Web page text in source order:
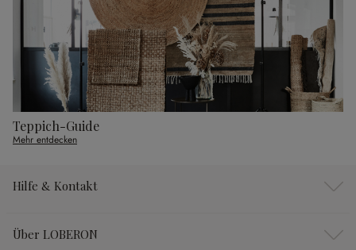
Teppich-Guide
Mehr entdecken
Hilfe & Kontakt
Über LOBERON